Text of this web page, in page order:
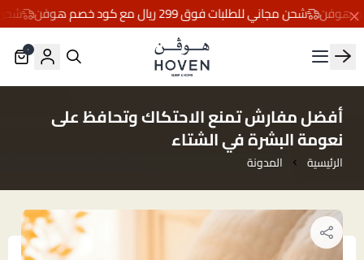
شحن مجاني للطلبات فوق 299 ريال مع كود خصم هوفن شحن مجاني
مفارش هوڤن
٠
أفضل مفارش تمنع الاحتكاك وتحافظ على
نعومة البشرة في الشتاء
الرئيسية المدونة